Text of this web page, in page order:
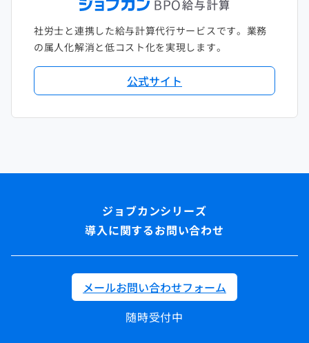
社労士と連携した給与計算代行サービスです。業務
の属人化解消と低コスト化を実現します。
公式サイト
導入に関するお問い合わせ
メールお問い合わせフォーム
随時受付中